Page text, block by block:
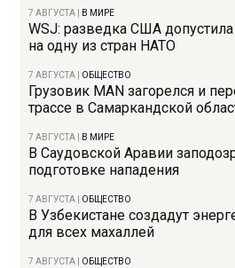
7 АВГУСТА В МИРЕ
WSJ: разведка США
на одну из стран НАТО
7 АВГУСТА ОБЩЕСТВО
Грузовик MAN загорелся и
трассе в Самаркандской
7 АВГУСТА В МИРЕ
В Саудовской Аравии
подготовке нападения
7 АВГУСТА ОБЩЕСТВО
В Узбекистане создадут
для всех махаллей
7 АВГУСТА ОБЩЕСТВО